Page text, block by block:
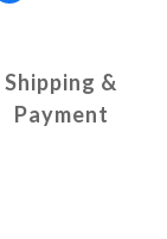
Shipping &
Payment